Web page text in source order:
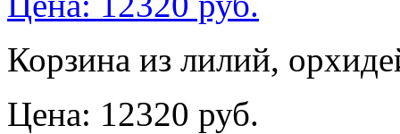
Корзина из лилий,
Цена: 12320 руб.